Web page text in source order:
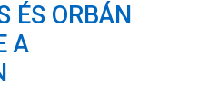
WEBSHOP
STADION
KAPCSOLAT
ÉS ORBÁN
A